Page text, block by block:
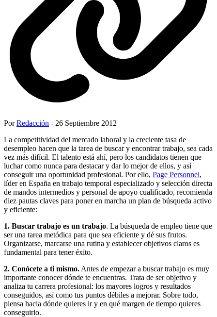
PorRedacción - 26 Septiembre 2012
La competitividad del mercado laboral y la creciente tasa de
desempleo hacen que la tarea de buscar y encontrar trabajo, sea cada
vez más difícil. El talento está ahí, pero los candidatos tienen que
luchar como nunca para destacar y dar lo mejor de ellos, y así
conseguir una oportunidad profesional. Por ello, Page Personnel,
líder en España en trabajo temporal especializado y selección directa
de mandos intermedios y personal de apoyo cualificado, recomienda
diez pautas claves para poner en marcha un plan de búsqueda activo
y eficiente:
1. Buscar trabajo es un trabajo. La búsqueda de empleo tiene que
ser una tarea metódica para que sea eficiente y dé sus frutos.
Organizarse, marcarse una rutina y establecer objetivos claros es
fundamental para tener éxito.
2. Conócete a ti mismo. Antes de empezar a buscar trabajo es muy
importante conocer dónde te encuentras. Trata de ser objetivo y
analiza tu carrera profesional: los mayores logros y resultados
conseguidos, así como tus puntos débiles a mejorar. Sobre todo,
piensa hacia dónde quieres ir y en qué margen de tiempo quieres
conseguirlo.